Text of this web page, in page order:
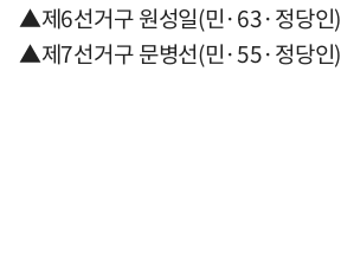
▲제6선거구 원성일(민·63·정당인)
▲제7선거구 문병선(민·55·정당인)